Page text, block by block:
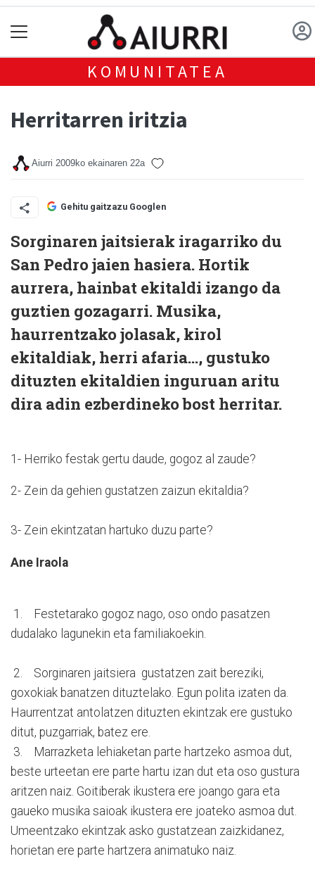
KOMUNITATEA
Herritarren iritzia
Aiurri 2009ko ekainaren 22a
Gehitu gaitzazu Googlen
Sorginaren jaitsierak iragarriko du
San Pedro jaien hasiera. Hortik
aurrera, hainbat ekitaldi izango da
guztien gozagarri. Musika,
haurrentzako jolasak, kirol
ekitaldiak, herri afaria…, gustuko
dituzten ekitaldien inguruan aritu
dira adin ezberdineko bost herritar.
1- Herriko festak gertu daude, gogoz al zaude?
2- Zein da gehien gustatzen zaizun ekitaldia?
3- Zein ekintzatan hartuko duzu parte?
Ane Iraola
1. Festetarako gogoz nago, oso ondo pasatzen
dudalako lagunekin eta familiakoekin.
2. Sorginaren jaitsiera gustatzen zait bereziki,
goxokiak banatzen dituztelako. Egun polita izaten da.
Haurrentzat antolatzen dituzten ekintzak ere gustuko
ditut, puzgarriak, batez ere.
3. Marrazketa lehiaketan parte hartzeko asmoa dut,
beste urteetan ere parte hartu izan dut eta oso gustura
aritzen naiz. Goitiberak ikustera ere joango gara eta
gaueko musika saioak ikustera ere joateko asmoa dut.
Umeentzako ekintzak asko gustatzean zaizkidanez,
horietan ere parte hartzera animatuko naiz.